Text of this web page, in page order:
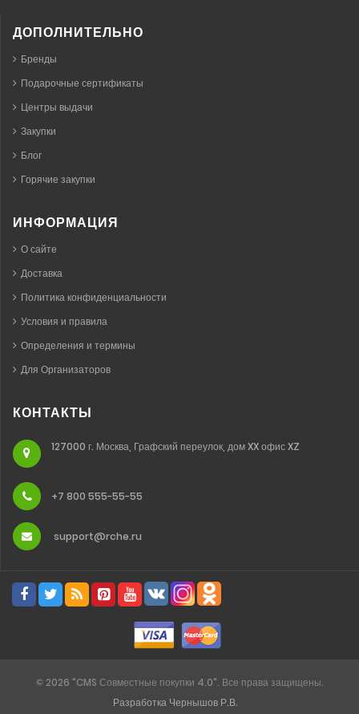
ДОПОЛНИТЕЛЬНО
Бренды
Подарочные сертификаты
Центры выдачи
Закупки
Блог
Горячие закупки
ИНФОРМАЦИЯ
О сайте
Доставка
Политика конфиденциальности
Условия и правила
Определения и термины
Для Организаторов
КОНТАКТЫ
127000 г. Москва, Графский переулок, дом XX офис XZ
+7 800 555-55-55
support@rche.ru
© 2026 "CMS Совместные покупки 4.0". Все права защищены.
Разработка Чернышов Р.В.